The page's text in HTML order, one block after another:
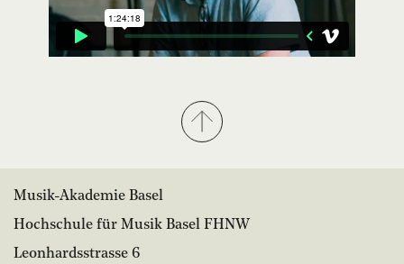
Musik-Akademie Basel
Hochschule für Musik Basel FHNW
Leonhardsstrasse 6